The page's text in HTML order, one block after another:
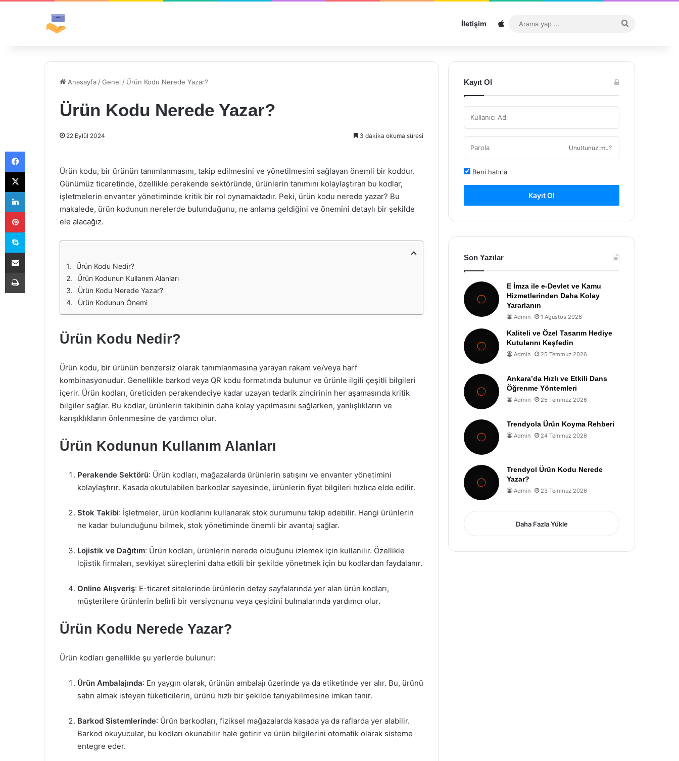
İletişim Sitemap
...
Anasayfa /Genel / Ürün Kodu Nerede Yazar?
Ürün Kodu Nerede Yazar?
22 Eylül 2024 3 dakika okuma süresi
Ürün kodu, bir ürünün tanımlanmasını, takip edilmesini ve yönetilmesini sağlayan önemli bir koddur.
Günümüz ticaretinde, özellikle perakende sektöründe, ürünlerin tanımını kolaylaştıran bu kodlar,
işletmelerin envanter yönetiminde kritik bir rol oynamaktadır. Peki, ürün kodu nerede yazar? Bu
makalede, ürün kodunun nerelerde bulunduğunu, ne anlama geldiğini ve önemini detaylı bir şekilde
ele alacağız.
Ürün Kodu Nedir?
Ürün Kodunun Kullanım Alanları
Ürün Kodu Nerede Yazar?
Ürün Kodunun Önemi
Ürün Kodu Nedir?
Ürün kodu, bir ürünün benzersiz olarak tanımlanmasına yarayan rakam ve/veya harf
kombinasyonudur. Genellikle barkod veya QR kodu formatında bulunur ve ürünle ilgili çeşitli bilgileri
içerir. Ürün kodları, üreticiden perakendeciye kadar uzayan tedarik zincirinin her aşamasında kritik
bilgiler sağlar. Bu kodlar, ürünlerin takibinin daha kolay yapılmasını sağlarken, yanlışlıkların ve
karışıklıkların önlenmesine de yardımcı olur.
Ürün Kodunun Kullanım Alanları
Perakende Sektörü: Ürün kodları, mağazalarda ürünlerin satışını ve envanter yönetimini
kolaylaştırır. Kasada okutulabilen barkodlar sayesinde, ürünlerin fiyat bilgileri hızlıca elde edilir.
Stok Takibi: İşletmeler, ürün kodlarını kullanarak stok durumunu takip edebilir. Hangi ürünlerin
ne kadar bulunduğunu bilmek, stok yönetiminde önemli bir avantaj sağlar.
Lojistik ve Dağıtım: Ürün kodları, ürünlerin nerede olduğunu izlemek için kullanılır. Özellikle
lojistik firmaları, sevkiyat süreçlerini daha etkili bir şekilde yönetmek için bu kodlardan faydalanır.
Online Alışveriş: E-ticaret sitelerinde ürünlerin detay sayfalarında yer alan ürün kodları,
müşterilere ürünlerin belirli bir versiyonunu veya çeşidini bulmalarında yardımcı olur.
Ürün Kodu Nerede Yazar?
Ürün kodları genellikle şu yerlerde bulunur:
Ürün Ambalajında: En yaygın olarak, ürünün ambalajı üzerinde ya da etiketinde yer alır. Bu, ürünü
satın almak isteyen tüketicilerin, ürünü hızlı bir şekilde tanıyabilmesine imkan tanır.
Barkod Sistemlerinde: Ürün barkodları, fiziksel mağazalarda kasada ya da raflarda yer alabilir.
Barkod okuyucular, bu kodları okunabilir hale getirir ve ürün bilgilerini otomatik olarak sisteme
entegre eder.
Kayıt Ol
Unuttunuz mu?
Beni hatırla
Kayıt Ol
Son Yazılar
E İmza ile e-Devlet ve Kamu
Hizmetlerinden Daha Kolay
Yararlanın
Admin 1 Ağustos 2026
Kaliteli ve Özel Tasarım Hediye
Kutularını Keşfedin
Admin 25 Temmuz 2026
Ankara’da Hızlı ve Etkili Dans
Öğrenme Yöntemleri
Admin 25 Temmuz 2026
Trendyola Ürün Koyma Rehberi
Admin 24 Temmuz 2026
Trendyol Ürün Kodu Nerede
Yazar?
Admin 23 Temmuz 2026
Daha Fazla Yükle
Facebook
X
LinkedIn
Pinterest
Skype
E-Posta ile paylaş